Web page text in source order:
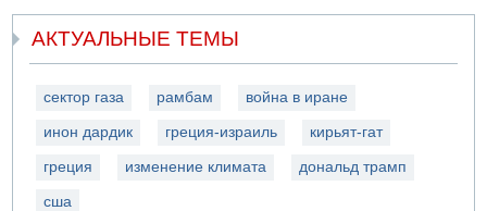
АКТУАЛЬНЫЕ ТЕМЫ
сектор газа рамбам война в иране
инон дардик греция-израиль кирьят-гат
греция изменение климата дональд трамп
сша